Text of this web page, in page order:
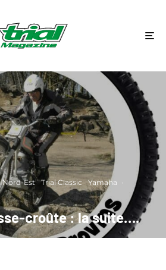
Nord-Est Trial Classic Yamaha ·
croûte : la suite….